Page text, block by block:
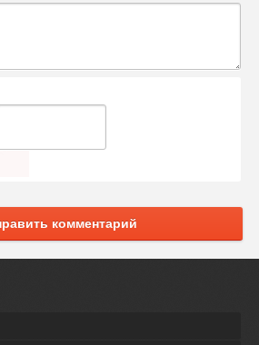
комментарий